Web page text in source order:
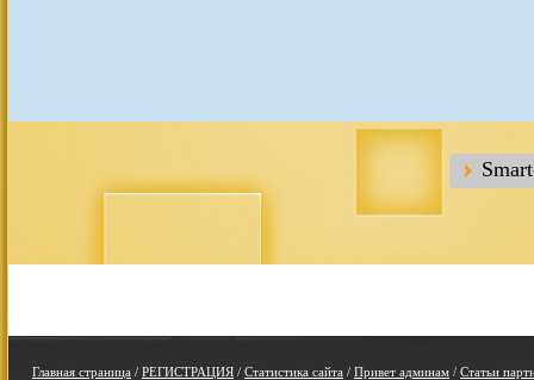
Главная страница / РЕГИСТРАЦИЯ / Статистика сайта / Привет админам / Статьи